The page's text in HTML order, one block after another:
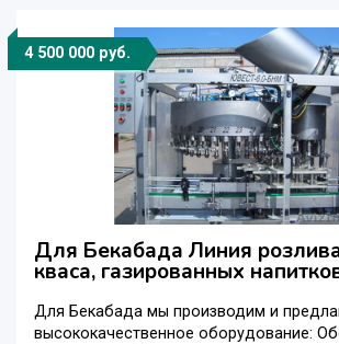
4 500 000 руб.
Для Бекабада Линия
кваса, газированных
Для Бекабада мы производим и
высококачественное оборудование: